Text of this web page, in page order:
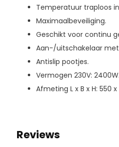
Temperatuur traploos
Maximaalbeveiliging.
Geschikt voor continu
Aan-/uitschakelaar
Antislip pootjes.
Vermogen 230V: 2400W.
Afmeting L x B x H: 550
Reviews